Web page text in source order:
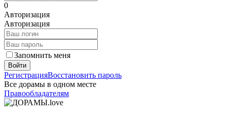
0
Авторизация
Авторизация
Запомнить меня
Войти
РегистрацияВосстановить пароль
Все дорамы в одном месте
Правообладателям